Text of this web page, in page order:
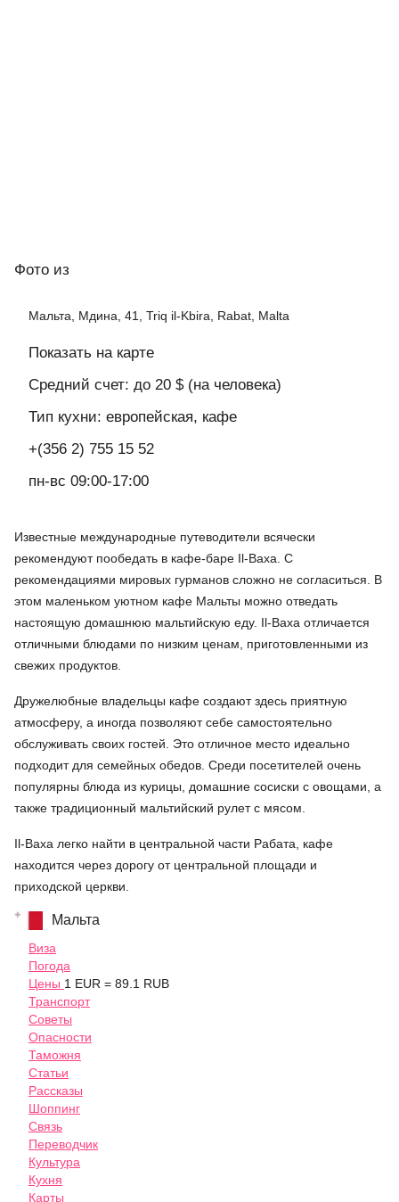
Фото из
Мальта, Мдина, 41, Triq il-Kbira, Rabat, Malta
Показать на карте
Средний счет: до 20 $ (на человека)
Тип кухни: европейская, кафе
+(356 2) 755 15 52
пн-вс 09:00-17:00
Известные международные путеводители всячески
рекомендуют пообедать в кафе-баре Il-Baxa. С
рекомендациями мировых гурманов сложно не согласиться. В
этом маленьком уютном кафе Мальты можно отведать
настоящую домашнюю мальтийскую еду. Il-Baxa отличается
отличными блюдами по низким ценам, приготовленными из
свежих продуктов.
Дружелюбные владельцы кафе создают здесь приятную
атмосферу, а иногда позволяют себе самостоятельно
обслуживать своих гостей. Это отличное место идеально
подходит для семейных обедов. Среди посетителей очень
популярны блюда из курицы, домашние сосиски с овощами, а
также традиционный мальтийский рулет с мясом.
Il-Baxa легко найти в центральной части Рабата, кафе
находится через дорогу от центральной площади и
приходской церкви.
Мальта
Виза
Погода
Цены 1 EUR = 89.1 RUB
Транспорт
Советы
Опасности
Таможня
Статьи
Рассказы
Шоппинг
Связь
Переводчик
Культура
Кухня
Карты